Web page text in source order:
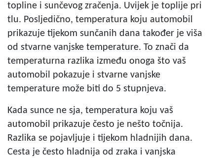
topline i sunčevog zračenja. Uvijek je toplije pri
tlu. Posljedično, temperatura koju automobil
prikazuje tijekom sunčanih dana također je viša
od stvarne vanjske temperature. To znači da
temperaturna razlika između onoga što vaš
automobil pokazuje i stvarne vanjske
temperature može biti do 5 stupnjeva.
Kada sunce ne sja, temperatura koju vaš
automobil prikazuje često je nešto točnija.
Razlika se pojavljuje i tijekom hladnijih dana.
Cesta je često hladnija od zraka i vanjska